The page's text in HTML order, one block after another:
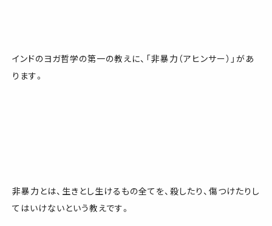
インドのヨガ哲学の第一の教えに、「非暴力（アヒンサー）」があ
ります。
非暴力とは、生きとし生けるもの全てを、殺したり、傷つけたりし
てはいけないという教えです。